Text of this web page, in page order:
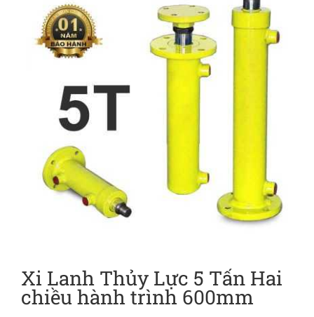
Xi Lanh Thủy Lực 5 Tấn Hai
chiều hành trình 600mm